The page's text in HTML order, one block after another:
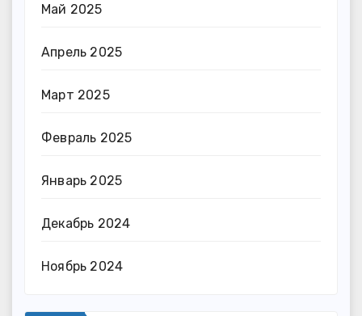
Май 2025
Апрель 2025
Март 2025
Февраль 2025
Январь 2025
Декабрь 2024
Ноябрь 2024